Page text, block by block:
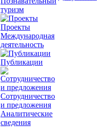
туризм
Проекты
Международная
деятельность
Публикации
Сотрудничество
и предложения
Аналитические
сведения